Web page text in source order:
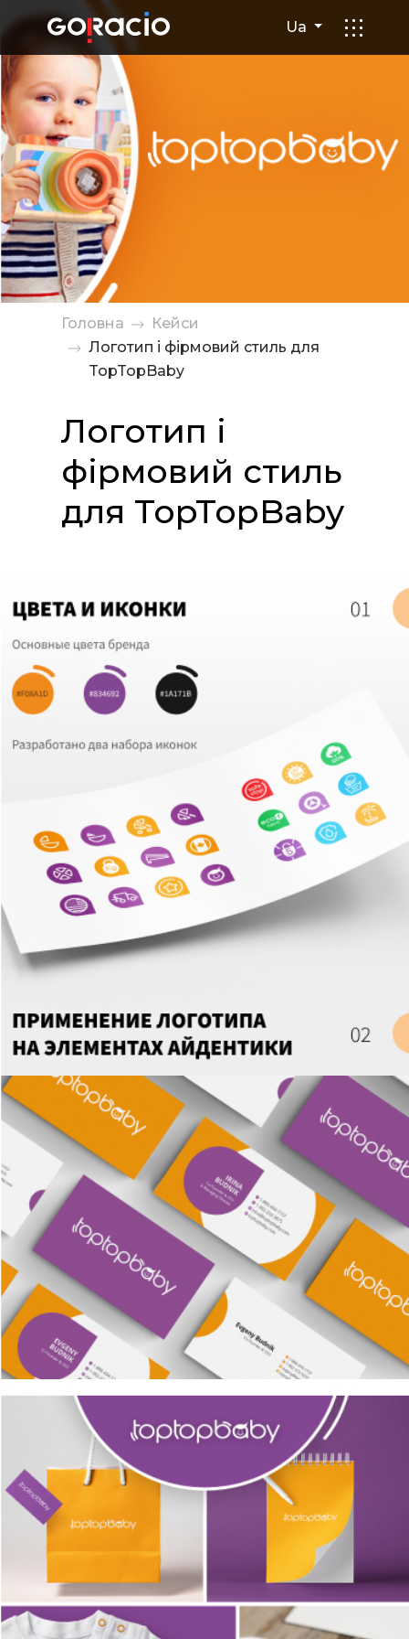
Ua
Логотип і фірмовий стиль
Головна
Кейси
Логотип і фірмовий стиль для
TopTopBaby
Логотип і
фірмовий стиль
для TopTopBaby